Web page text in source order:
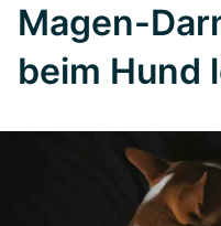
Magen-
beim Hund